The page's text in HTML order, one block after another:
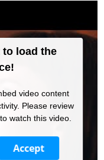
to load the
video content
Please review
watch this video.
Accept